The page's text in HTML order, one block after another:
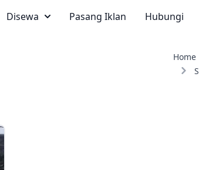
Disewa Pasang Iklan Hubungi
Home